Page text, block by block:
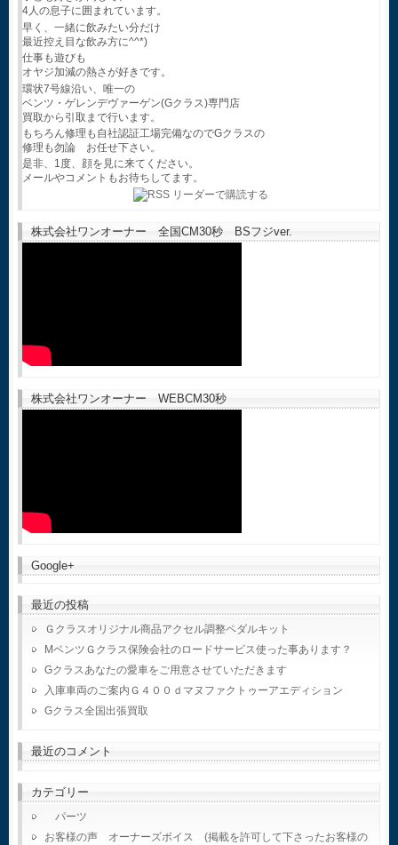
4人の息子に囲まれています。
早く、一緒に飲みたい分だけ
最近控え目な飲み方に^^*)
仕事も遊びも
オヤジ加減の熱さが好きです。
環状7号線沿い、唯一の
ベンツ・ゲレンデヴァーゲン(Gクラス)専門店
買取から引取まで行います。
もちろん修理も自社認証工場完備なのでGクラスの
修理も勿論 お任せ下さい。
是非、1度、顔を見に来てください。
メールやコメントもお待ちしてます。
株式会社ワンオーナー 全国CM30秒 BSフジver.
株式会社ワンオーナー WEBCM30秒
Google+
最近の投稿
Ｇクラスオリジナル商品アクセル調整ペダルキット
MベンツＧクラス保険会社のロードサービス使った事あります？
Gクラスあなたの愛車をご用意させていただきます
入庫車両のご案内Ｇ４００ｄマヌファクトゥーアエディション
Gクラス全国出張買取
最近のコメント
カテゴリー
パーツ
お客様の声 オーナーズボイス (掲載を許可して下さったお客様の